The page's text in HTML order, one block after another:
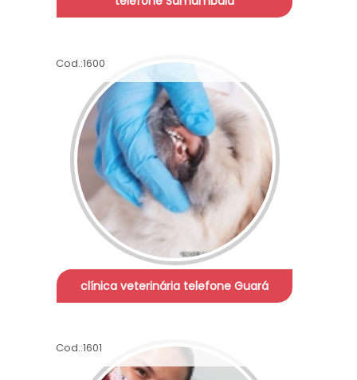
Cod.:1600
clínica veterinária telefone Guará
Cod.:1601